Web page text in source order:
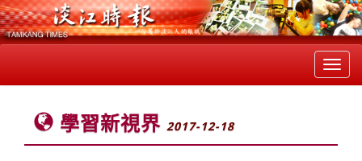
學習新視界 2017-12-18